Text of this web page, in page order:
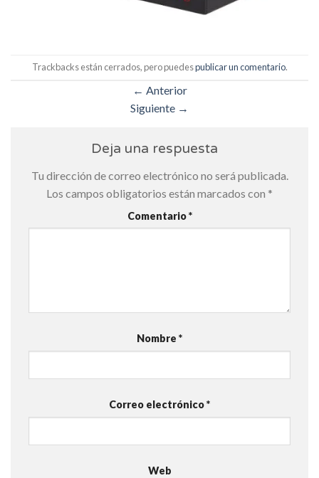
Trackbacks están cerrados, pero puedespublicar un comentario.
← Anterior
Siguiente →
Deja una respuesta
Tu dirección de correo electrónico no será publicada.
Los campos obligatorios están marcados con *
Comentario*
Nombre *
Correo electrónico*
Web